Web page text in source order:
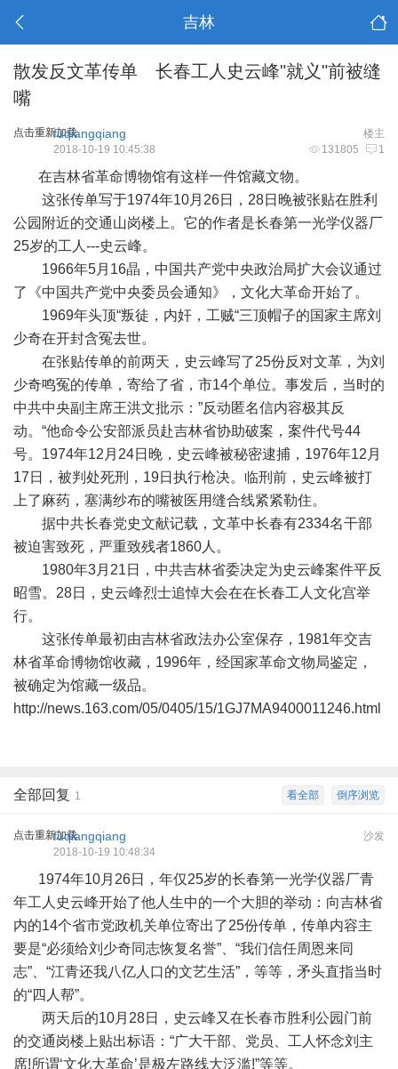
吉林
散发反文革传单 长春工人史云峰"就义"前被缝
嘴
点击重新加载 楼主
fuqiangqiang
131805 1
2018-10-19 10:45:38
在吉林省革命博物馆有这样一件馆藏文物。
这张传单写于1974年10月26日，28日晚被张贴在胜利
公园附近的交通山岗楼上。它的作者是长春第一光学仪器厂
25岁的工人---史云峰。
1966年5月16晶，中国共产党中央政治局扩大会议通过
了《中国共产党中央委员会通知》，文化大革命开始了。
1969年头顶“叛徒，内奸，工贼“三顶帽子的国家主席刘
少奇在开封含冤去世。
在张贴传单的前两天，史云峰写了25份反对文革，为刘
少奇鸣冤的传单，寄给了省，市14个单位。事发后，当时的
中共中央副主席王洪文批示：”反动匿名信内容极其反
动。“他命令公安部派员赴吉林省协助破案，案件代号44
号。1974年12月24日晚，史云峰被秘密逮捕，1976年12月
17日，被判处死刑，19日执行枪决。临刑前，史云峰被打
上了麻药，塞满纱布的嘴被医用缝合线紧紧勒住。
据中共长春党史文献记载，文革中长春有2334名干部
被迫害致死，严重致残者1860人。
1980年3月21日，中共吉林省委决定为史云峰案件平反
昭雪。28日，史云峰烈士追悼大会在在长春工人文化宫举
行。
这张传单最初由吉林省政法办公室保存，1981年交吉
林省革命博物馆收藏，1996年，经国家革命文物局鉴定，
被确定为馆藏一级品。
http://news.163.com/05/0405/15/1GJ7MA9400011246.html
倒序浏览
看全部
全部回复 1
点击重新加载 沙发
fuqiangqiang
2018-10-19 10:48:34
1974年10月26日，年仅25岁的长春第一光学仪器厂青
年工人史云峰开始了他人生中的一个大胆的举动：向吉林省
内的14个省市党政机关单位寄出了25份传单，传单内容主
要是“必须给刘少奇同志恢复名誉”、“我们信任周恩来同
志”、“江青还我八亿人口的文艺生活”，等等，矛头直指当时
的“四人帮”。
两天后的10月28日，史云峰又在长春市胜利公园门前
的交通岗楼上贴出标语：“广大干部、党员、工人怀念刘主
席!所谓‘文化大革命’是极左路线大泛滥!”等等。